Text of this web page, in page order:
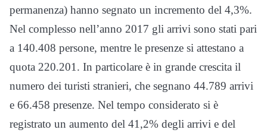
permanenza) hanno segnato un incremento del 4,3%.
Nel complesso nell’anno 2017 gli arrivi sono stati pari
a 140.408 persone, mentre le presenze si attestano a
quota 220.201. In particolare è in grande crescita il
numero dei turisti stranieri, che segnano 44.789 arrivi
e 66.458 presenze. Nel tempo considerato si è
registrato un aumento del 41,2% degli arrivi e del